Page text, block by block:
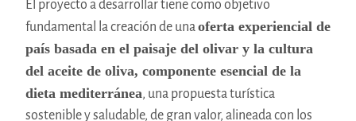
El proyecto a desarrollar tiene como objetivo
fundamental la creación de unaoferta experiencial de
país basada en el paisaje del olivar y la cultura
del aceite de oliva, componente esencial de la
dieta mediterránea, una propuesta turística
sostenible y saludable, de gran valor, alineada con los